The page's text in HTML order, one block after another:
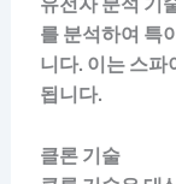
를 분석하여 특
니다. 이는 스파
됩니다.
클론 기술